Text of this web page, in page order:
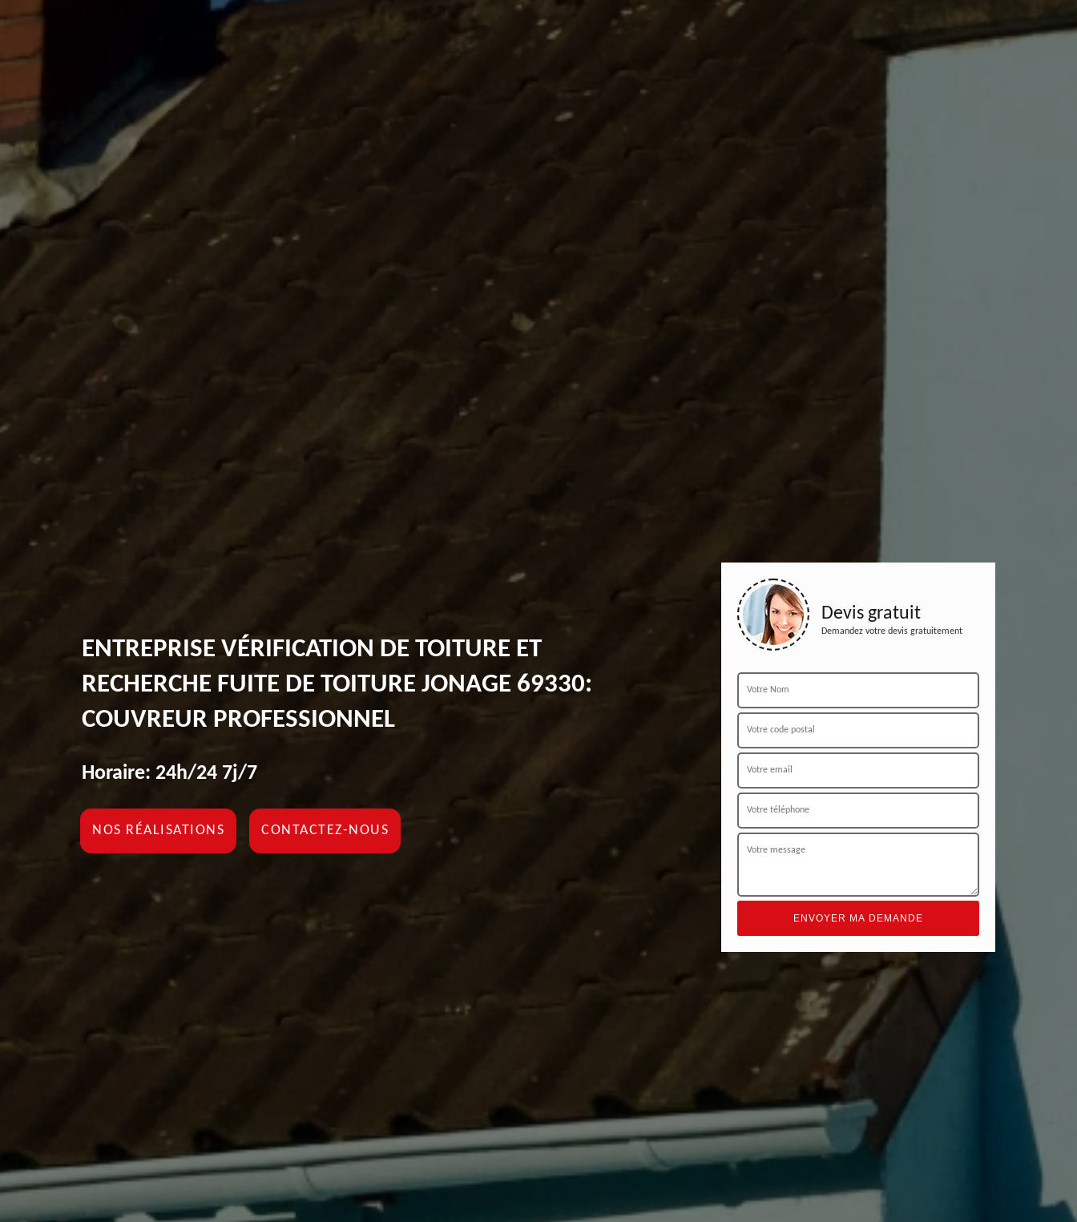
ENTREPRISE VÉRIFICATION DE TOITURE ET
RECHERCHE FUITE DE TOITURE JONAGE 69330:
COUVREUR PROFESSIONNEL
Horaire: 24h/24 7j/7
NOS RÉALISATIONS CONTACTEZ-NOUS
Devis gratuit
Demandez votre devis gratuitement